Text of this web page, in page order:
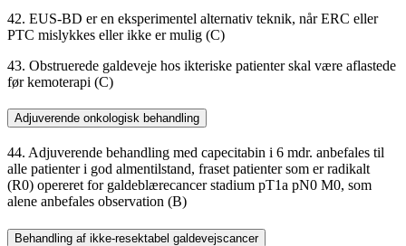
42. EUS-BD er en eksperimentel alternativ teknik, når ERC eller
PTC mislykkes eller ikke er mulig (C)
43. Obstruerede galdeveje hos ikteriske patienter skal være aflastede
før kemoterapi (C)
Adjuverende onkologisk behandling
44. Adjuverende behandling med capecitabin i 6 mdr. anbefales til
alle patienter i god almentilstand, fraset patienter som er radikalt
(R0) opereret for galdeblærecancer stadium pT1a pN0 M0, som
alene anbefales observation (B)
Behandling af ikke-resektabel galdevejscancer